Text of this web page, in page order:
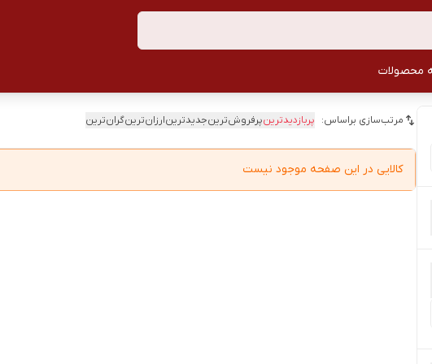
محصولات
مرتب‌سازی براساس: پربازدیدترینپرفروش‌ترینجدیدترینارزان‌ترینگران‌ترین
کالایی در این صفحه موجود نیست